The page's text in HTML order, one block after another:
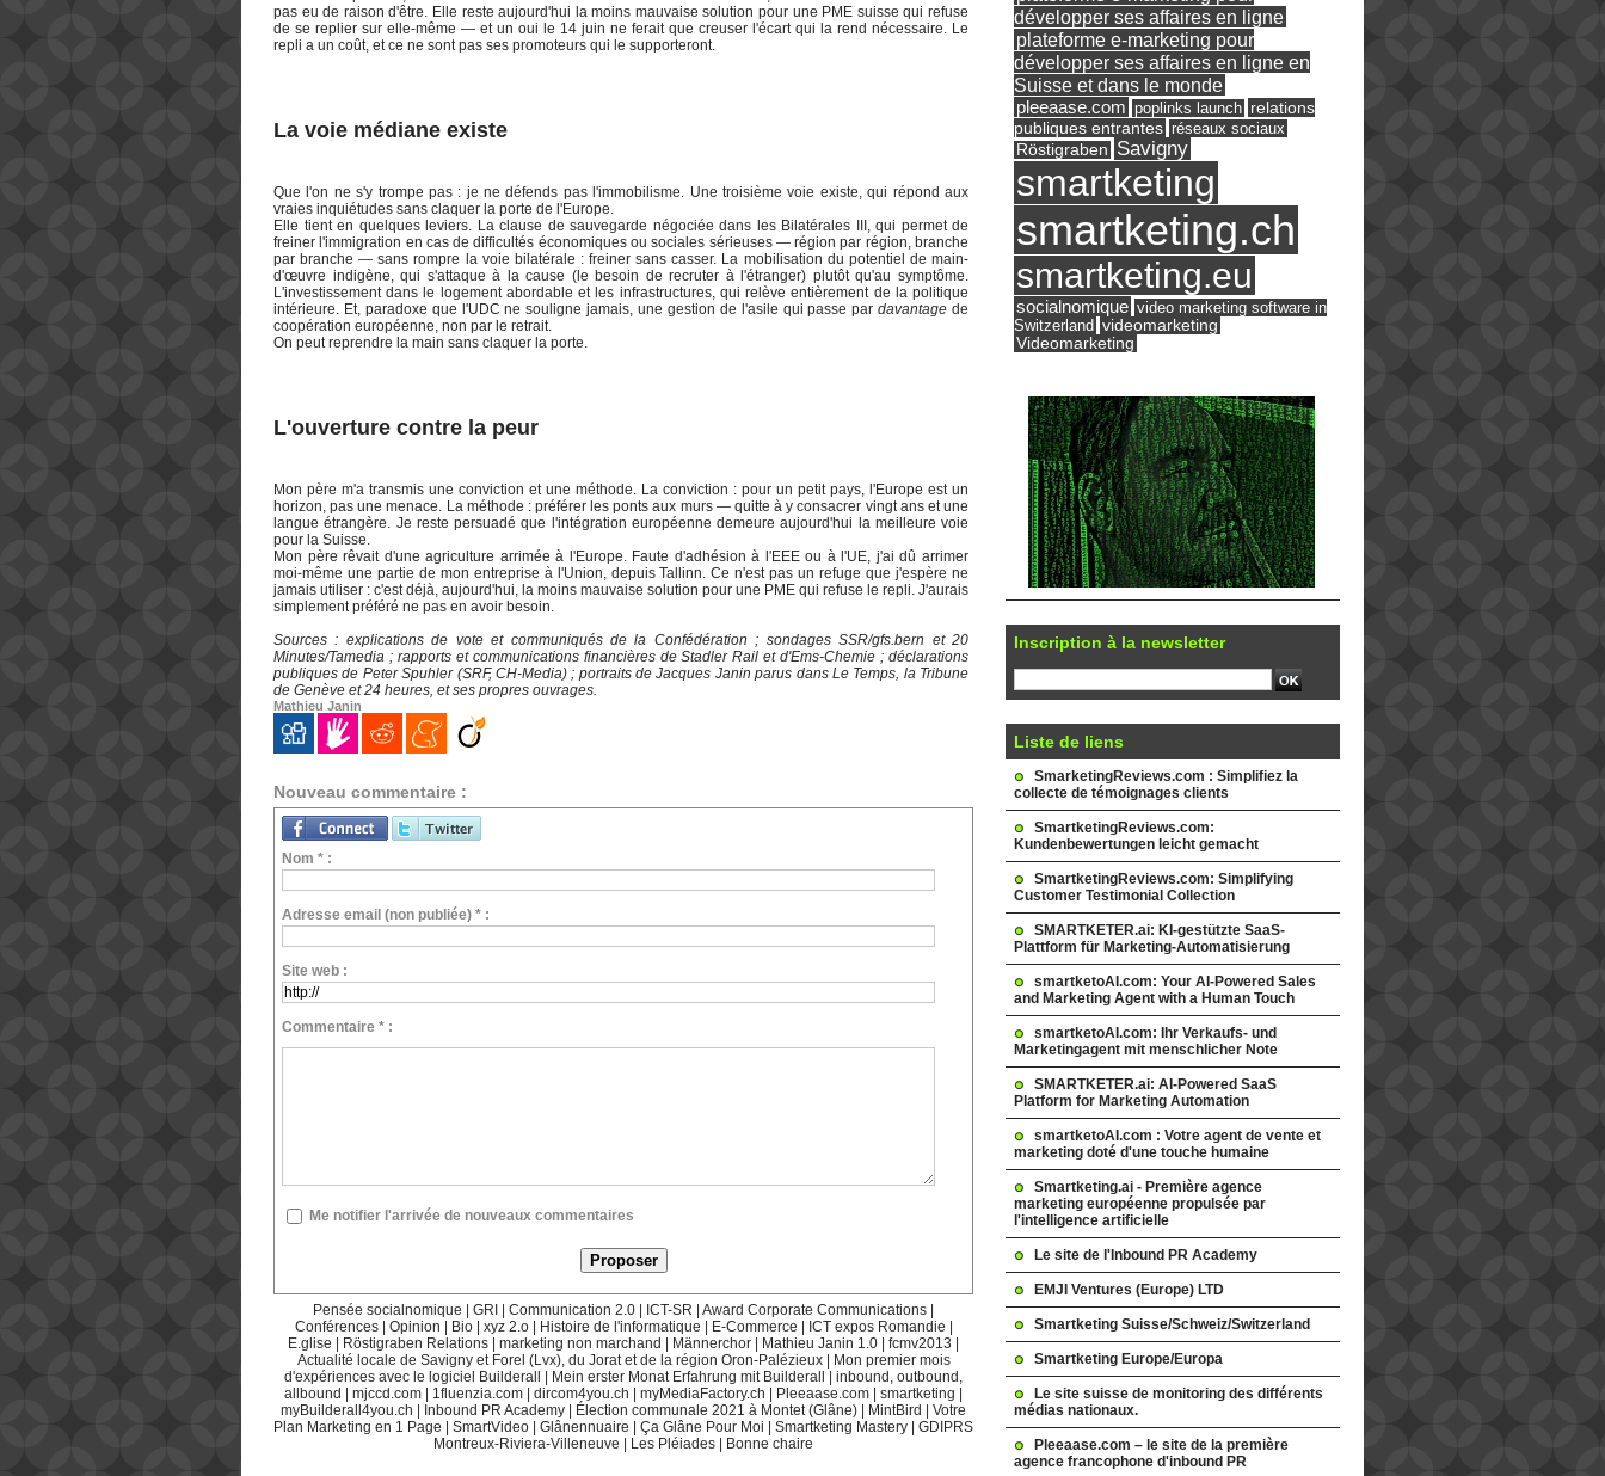
pas eu de raison d'être. Elle reste aujourd'hui la moins mauvaise solution pour une PME suisse qui refuse
de se replier sur elle-même — et un oui le 14 juin ne ferait que creuser l'écart qui la rend nécessaire. Le
repli a un coût, et ce ne sont pas ses promoteurs qui le supporteront.
La voie médiane existe
Que l'on ne s'y trompe pas : je ne défends pas l'immobilisme. Une troisième voie existe, qui répond aux
vraies inquiétudes sans claquer la porte de l'Europe.
Elle tient en quelques leviers. La clause de sauvegarde négociée dans les Bilatérales III, qui permet de
freiner l'immigration en cas de difficultés économiques ou sociales sérieuses — région par région, branche
par branche — sans rompre la voie bilatérale : freiner sans casser. La mobilisation du potentiel de main-
d'œuvre indigène, qui s'attaque à la cause (le besoin de recruter à l'étranger) plutôt qu'au symptôme.
L'investissement dans le logement abordable et les infrastructures, qui relève entièrement de la politique
intérieure. Et, paradoxe que l'UDC ne souligne jamais, une gestion de l'asile qui passe pardavantage de
coopération européenne, non par le retrait.
On peut reprendre la main sans claquer la porte.
L'ouverture contre la peur
Mon père m'a transmis une conviction et une méthode. La conviction : pour un petit pays, l'Europe est un
horizon, pas une menace. La méthode : préférer les ponts aux murs — quitte à y consacrer vingt ans et une
langue étrangère. Je reste persuadé que l'intégration européenne demeure aujourd'hui la meilleure voie
pour la Suisse.
Mon père rêvait d'une agriculture arrimée à l'Europe. Faute d'adhésion à l'EEE ou à l'UE, j'ai dû arrimer
moi-même une partie de mon entreprise à l'Union, depuis Tallinn. Ce n'est pas un refuge que j'espère ne
jamais utiliser : c'est déjà, aujourd'hui, la moins mauvaise solution pour une PME qui refuse le repli. J'aurais
simplement préféré ne pas en avoir besoin.
Sources : explications de vote et communiqués de la Confédération ; sondages SSR/gfs.bern et 20
Minutes/Tamedia ; rapports et communications financières de Stadler Rail et d'Ems-Chemie ; déclarations
publiques de Peter Spuhler (SRF, CH-Media) ; portraits de Jacques Janin parus dans Le Temps, la Tribune
de Genève et 24 heures, et ses propres ouvrages.
Mathieu Janin
Nouveau commentaire :
Nom * :
Adresse email (non publiée) * :
Site web :
Commentaire * :
Me notifier l'arrivée de nouveaux commentaires
Pensée socialnomique GRI Communication 2.0 ICT-SR Award Corporate Communications
Conférences
Opinion Bio xyz 2.o Histoire de l'informatique E-Commerce ICT expos Romandie
E.glise
Röstigraben Relations marketing non marchand Männerchor Mathieu Janin 1.0 fcmv2013
Actualité locale de Savigny et Forel (Lvx), du Jorat et de la région Oron-Palézieux
Mon premier mois
d'expériences avec le logiciel Builderall
Mein erster Monat Erfahrung mit Builderall
inbound, outbound,
allbound
mjccd.com 1fluenzia.com dircom4you.ch myMediaFactory.ch Pleeaase.com smartketing
myBuilderall4you.ch
Inbound PR Academy Élection communale 2021 à Montet (Glâne) MintBird
Votre
Plan Marketing en 1 Page
SmartVideo Glânennuaire Ça Glâne Pour Moi Smartketing Mastery
GDIPRS
Montreux-Riviera-Villeneuve
Les Pléiades Bonne chaire
développer ses affaires en ligne
plateforme e-marketing pour
développer ses affaires en ligne en
Suisse et dans le monde
pleeaase.com poplinks launch relations
publiques entrantes réseaux sociaux
Röstigraben Savigny
smartketing
smartketing.ch
smartketing.eu
socialnomique video marketing software in
Switzerland videomarketing
Videomarketing
Inscription à la newsletter
Liste de liens
SmarketingReviews.com : Simplifiez la
collecte de témoignages clients
SmartketingReviews.com:
Kundenbewertungen leicht gemacht
SmartketingReviews.com: Simplifying
Customer Testimonial Collection
SMARTKETER.ai: KI-gestützte SaaS-
Plattform für Marketing-Automatisierung
smartketoAI.com: Your AI-Powered Sales
and Marketing Agent with a Human Touch
smartketoAI.com: Ihr Verkaufs- und
Marketingagent mit menschlicher Note
SMARTKETER.ai: AI-Powered SaaS
Platform for Marketing Automation
smartketoAI.com : Votre agent de vente et
marketing doté d'une touche humaine
Smartketing.ai - Première agence
marketing européenne propulsée par
l'intelligence artificielle
Le site de l'Inbound PR Academy
EMJI Ventures (Europe) LTD
Smartketing Suisse/Schweiz/Switzerland
Smartketing Europe/Europa
Le site suisse de monitoring des différents
médias nationaux.
Pleeaase.com – le site de la première
agence francophone d'inbound PR